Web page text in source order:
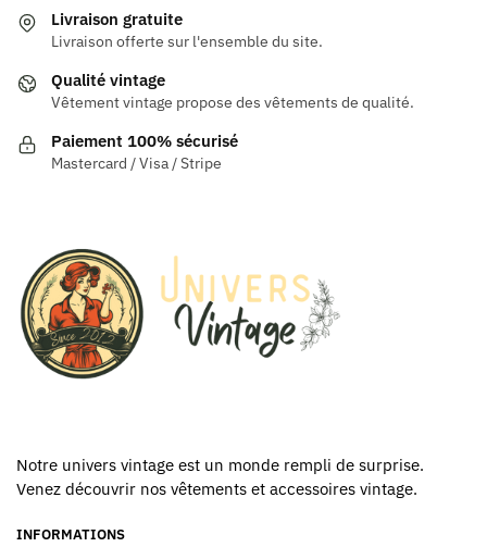
variations.
Les
peuvent
choisies
produit
Livraison gratuite
Livraison offerte sur l'ensemble du site.
Qualité vintage
Vêtement vintage propose des vêtements de qualité.
Paiement 100% sécurisé
Mastercard / Visa / Stripe
Notre univers vintage est un monde rempli de surprise.
Venez découvrir nos vêtements et accessoires vintage.
INFORMATIONS